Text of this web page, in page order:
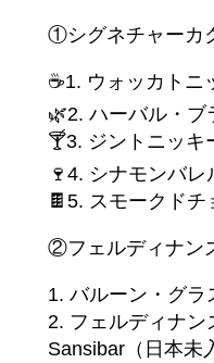
①シグネチャーカ
☕️1. ウォッカトニ
🌿2. ハーバル・ブ
🍸3. ジントニッキ
🍷4. シナモンバ
🍫5. スモークド
②フェルディナン
1. バルーン・グ
2. フェルディナン
Sansibar（日本未